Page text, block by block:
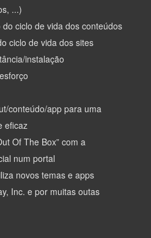
...)
ciclo de vida dos conteúdos
ciclo de vida dos sites
instalação
conteúdo/app para uma
eficaz
Of The Box” com a
num portal
novos temas e apps
Inc. e por muitas outas